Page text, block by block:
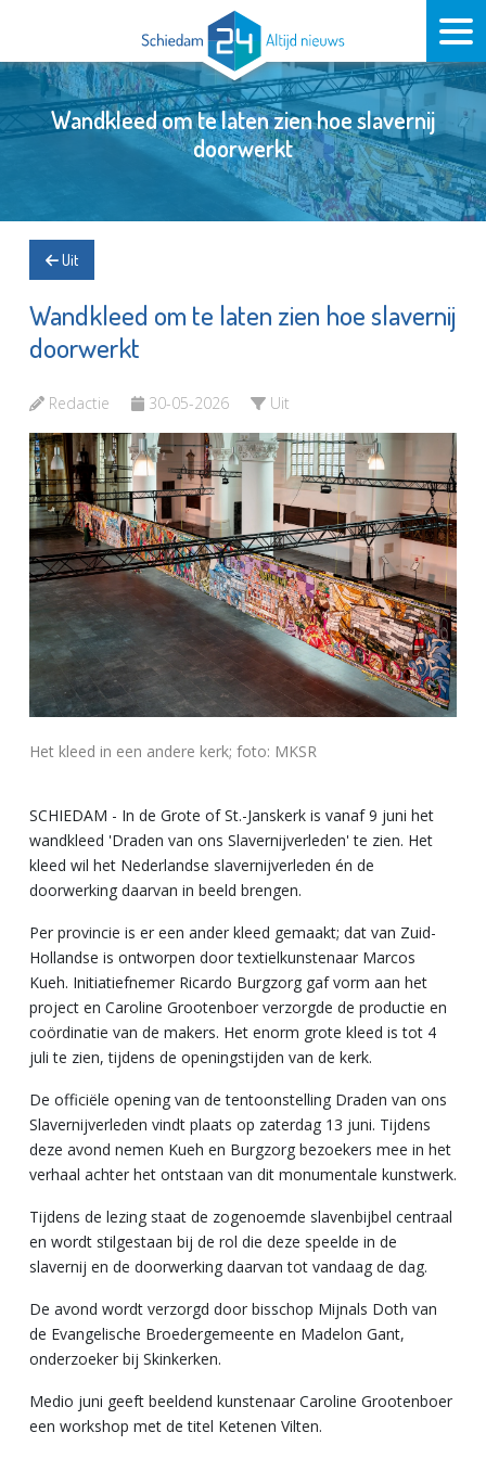
Wandkleed om te laten zien hoe slavernij
doorwerkt
Uit
Wandkleed om te laten zien hoe slavernij
doorwerkt
Redactie 30-05-2026 Uit
Het kleed in een andere kerk; foto: MKSR
SCHIEDAM - In de Grote of St.-Janskerk is vanaf 9 juni het
wandkleed 'Draden van ons Slavernijverleden' te zien. Het
kleed wil het Nederlandse slavernijverleden én de
doorwerking daarvan in beeld brengen.
Per provincie is er een ander kleed gemaakt; dat van Zuid-
Hollandse is ontworpen door textielkunstenaar Marcos
Kueh. Initiatiefnemer Ricardo Burgzorg gaf vorm aan het
project en Caroline Grootenboer verzorgde de productie en
coördinatie van de makers. Het enorm grote kleed is tot 4
juli te zien, tijdens de openingstijden van de kerk.
De officiële opening van de tentoonstelling Draden van ons
Slavernijverleden vindt plaats op zaterdag 13 juni. Tijdens
deze avond nemen Kueh en Burgzorg bezoekers mee in het
verhaal achter het ontstaan van dit monumentale kunstwerk.
Tijdens de lezing staat de zogenoemde slavenbijbel centraal
en wordt stilgestaan bij de rol die deze speelde in de
slavernij en de doorwerking daarvan tot vandaag de dag.
De avond wordt verzorgd door bisschop Mijnals Doth van
de Evangelische Broedergemeente en Madelon Gant,
onderzoeker bij Skinkerken.
Medio juni geeft beeldend kunstenaar Caroline Grootenboer
een workshop met de titel Ketenen Vilten.